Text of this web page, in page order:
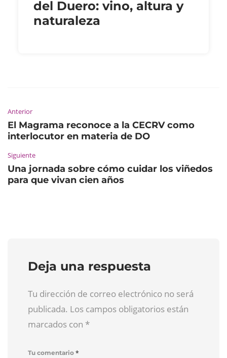
del Duero: vino, altura y
naturaleza
Anterior
El Magrama reconoce a la CECRV como
interlocutor en materia de DO
Siguiente
Una jornada sobre cómo cuidar los viñedos
para que vivan cien años
Deja una respuesta
Tu dirección de correo electrónico no será
publicada. Los campos obligatorios están
marcados con *
Tu comentario *